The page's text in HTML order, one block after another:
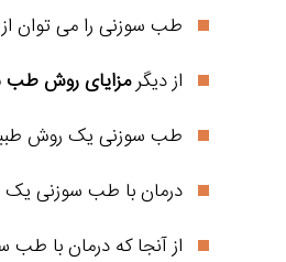
طب سوزنی را می توان
از دیگرمزایای روش طب
طب سوزنی یک روش طبیعی
درمان با طب سوزنی یک
از آنجا که درمان با